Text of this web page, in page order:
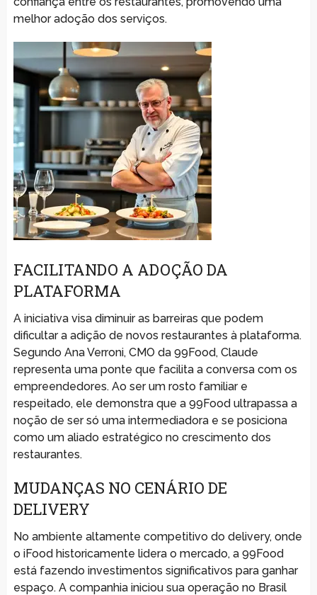
melhor adoção dos serviços.
FACILITANDO A ADOÇÃO DA
PLATAFORMA
A iniciativa visa diminuir as barreiras que podem
dificultar a adição de novos restaurantes à plataforma.
Segundo Ana Verroni, CMO da 99Food, Claude
representa uma ponte que facilita a conversa com os
empreendedores. Ao ser um rosto familiar e
respeitado, ele demonstra que a 99Food ultrapassa a
noção de ser só uma intermediadora e se posiciona
como um aliado estratégico no crescimento dos
restaurantes.
MUDANÇAS NO CENÁRIO DE
DELIVERY
No ambiente altamente competitivo do delivery, onde
o iFood historicamente lidera o mercado, a 99Food
está fazendo investimentos significativos para ganhar
espaço. A companhia iniciou sua operação no Brasil